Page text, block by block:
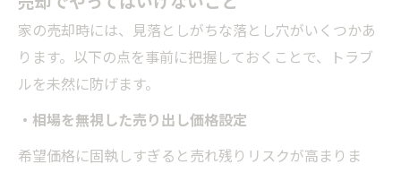
家の売却時には、見落としがちな落とし穴がいくつかあ
ります。以下の点を事前に把握しておくことで、トラブ
ルを未然に防げます。
・相場を無視した売り出し価格設定
希望価格に固執しすぎると売れ残りリスクが高まりま